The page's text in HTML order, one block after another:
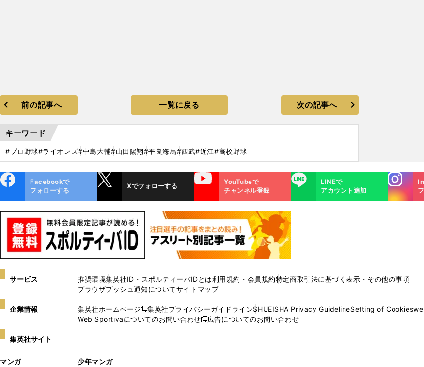
前の記事へ 一覧に戻る 次の記事へ
キーワード
#プロ野球#ライオンズ#中島大輔#山田陽翔#平良海馬#西武#近江#高校野球
ok
Facebookで
フォローする
Xでフォローする
YouTube
YouTubeで
チャンネル登録
LINE
LINEで
アカウント追加
Instagra
m
サービス 推奨環境集英社ID・スポルティーバIDとは利用規約・会員規約特定商取引法に基づく表示・その他の事項
ブラウザプッシュ通知についてサイトマップ
企業情報 集英社ホームページ
新
し
い
集英社プライバシーガイドラインSHUEISHA Privacy GuidelineSetting of Cookies
Web Sportivaについてのお問い合わせ
新
し
広告についてのお問い合わせ
集英社サイト
マンガ 少年マンガ